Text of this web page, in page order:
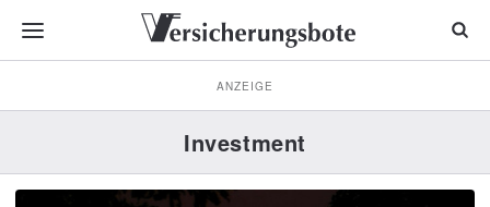
ANZEIGE
Investment